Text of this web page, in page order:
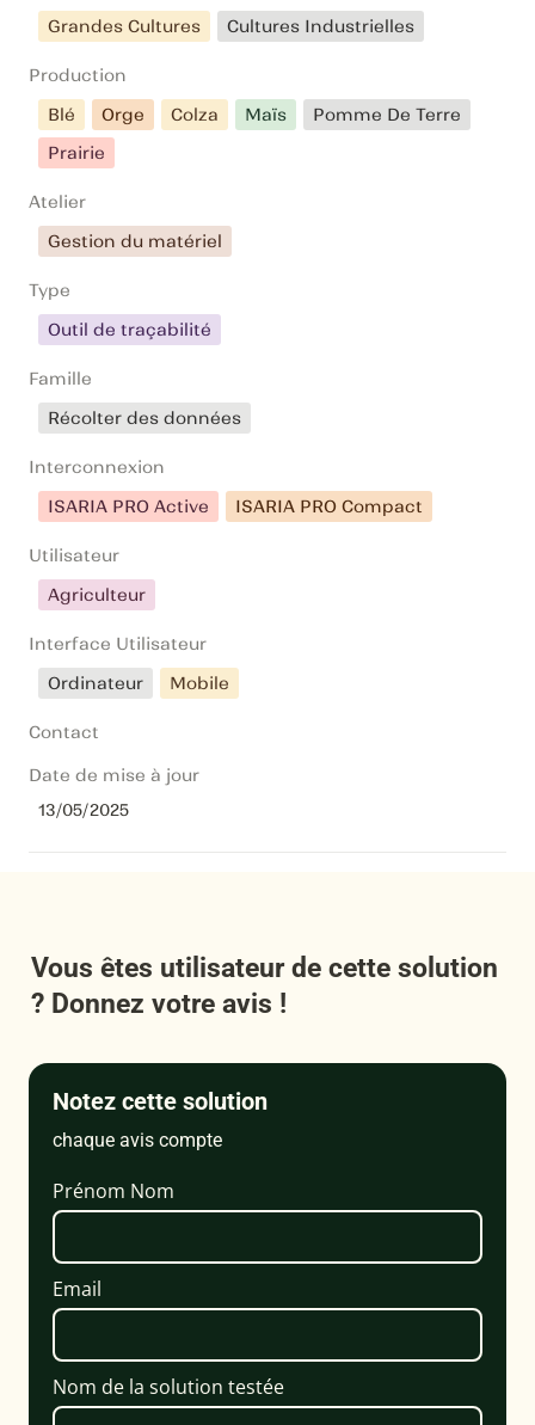
Grandes Cultures
Cultures Industrielles
Production
Blé
Orge Colza Maïs
Pomme De Terre
Prairie
Atelier
Gestion du matériel
Type
Outil de traçabilité
Famille
Récolter des données
Interconnexion
ISARIA PRO Active
ISARIA PRO Compact
Utilisateur
Agriculteur
Interface Utilisateur
Ordinateur
Mobile
Contact
Date de mise à jour
13/05/2025
Vous êtes utilisateur de cette solution
? Donnez votre avis !
Notez cette solution
chaque avis compte
Prénom Nom
Email
Nom de la solution testée